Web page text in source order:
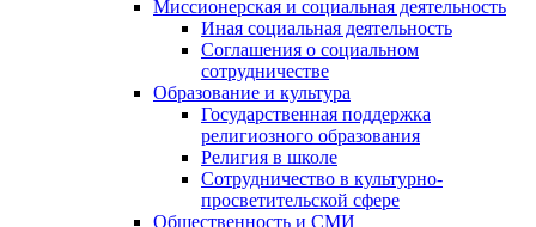
Миссионерская и социальная деятельность
Иная социальная деятельность
Соглашения о социальном
сотрудничестве
Образование и культура
Государственная поддержка
религиозного образования
Религия в школе
Сотрудничество в культурно-
просветительской сфере
Общественность и СМИ